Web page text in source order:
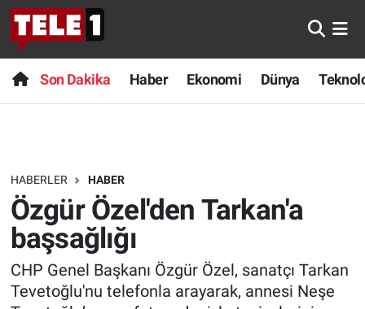
Son Dakika Haber Ekonomi Dünya
HABERLER HABER
Özgür Özel'den Tarkan'a
başsağlığı
CHP Genel Başkanı Özgür Özel, sanatçı Tarkan
Tevetoğlu'nu telefonla arayarak, annesi Neşe
Anında Manşet
Başka Sohbetler
Bilim turu
Bilim ve Teknoloji Evreni
Doğa Konuşuyor
Son Dakika
Haber
Dünya
Teknoloji
Sağlık
Nöbetçi Eczaneler
Hava Durumu
Trafik Durumu
Süper Lig Puan Durumu ve Fikstür
Tüm Manşetler